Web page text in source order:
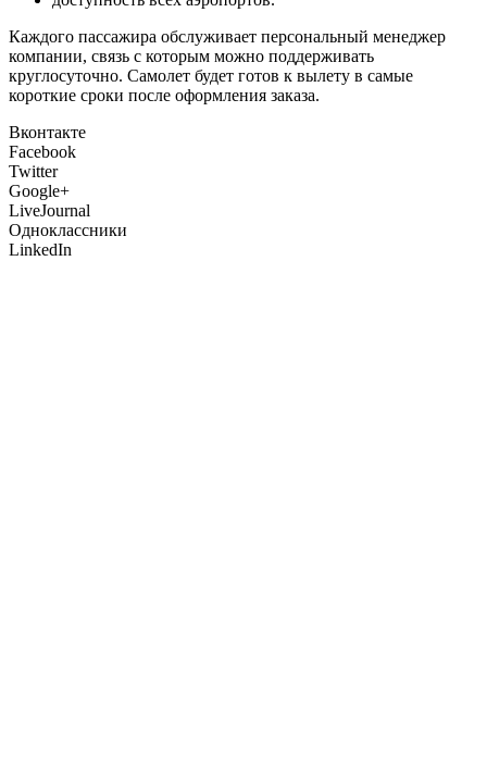
Каждого пассажира обслуживает персональный менеджер
компании, связь с которым можно поддерживать
круглосуточно. Самолет будет готов к вылету в самые
короткие сроки после оформления заказа.
Вконтакте
Facebook
Twitter
Google+
LiveJournal
Одноклассники
LinkedIn